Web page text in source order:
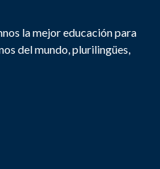
la mejor educación para
del mundo, plurilingües,